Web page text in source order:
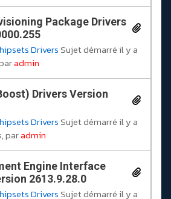
Package Drivers
DriversSujet démarré il y a
admin
Drivers Version
DriversSujet démarré il y a
paradmin
Engine Interface
2613.9.28.0
DriversSujet démarré il y a